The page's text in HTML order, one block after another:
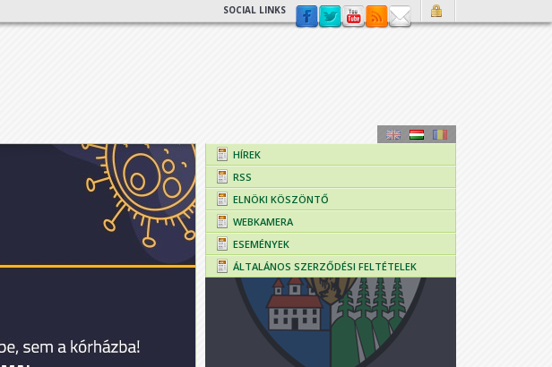
SOCIAL LINKS
HÍREK
RSS
ELNÖKI KÖSZÖNTŐ
WEBKAMERA
ESEMÉNYEK
ÁLTALÁNOS SZERZŐDÉSI FELTÉTELEK